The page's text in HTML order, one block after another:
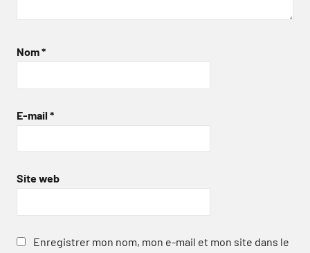
Nom*
E-mail *
Site web
Enregistrer mon nom, mon e-mail et mon site dans le